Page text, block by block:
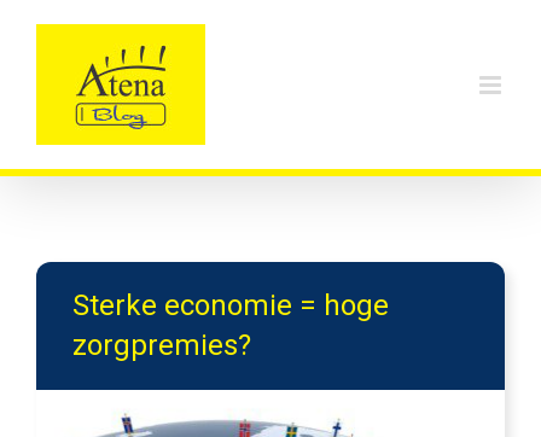
Sterke economie = hoge
zorgpremies?